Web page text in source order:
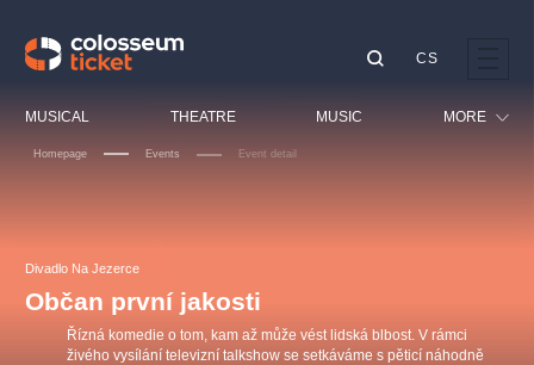
MUSICAL THEATRE MUSIC MORE
Sport
CS
Homepage Events Event detail
Divadlo Na Jezerce
Občan první jakosti
Řízná komedie o tom, kam až může vést lidská blbost. V rámci
živého vysílání televizní talkshow se setkáváme s pěticí náhodně
OBYČEJNÁ HOLKA
Agentura 44, s.r.o.
s.r.o.